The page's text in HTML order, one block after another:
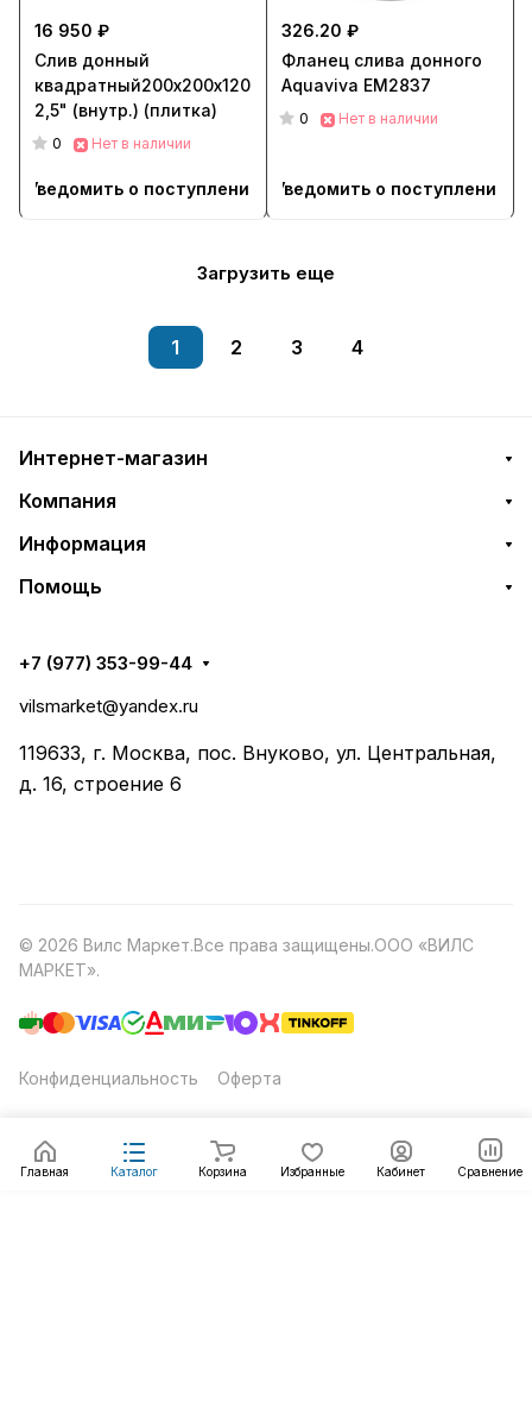
16 950 ₽
Слив донный
квадратный200х200х120
2,5" (внутр.) (плитка)
0 Нет в наличии
Уведомить о поступлении
326.20 ₽
Фланец слива донного
Aquaviva EM2837
0 Нет в наличии
Уведомить о поступлении
Загрузить еще
1 2 3 4
Главная Каталог Корзина Избранные Кабинет Сравнение
Интернет-магазин
Компания
Информация
Помощь
+7 (977) 353-99-44
vilsmarket@yandex.ru
119633, г. Москва, пос. Внуково, ул. Центральная,
д. 16, строение 6
© 2026 Вилс Маркет.Все права защищены.ООО «ВИЛС
МАРКЕТ».
Конфиденциальность Оферта